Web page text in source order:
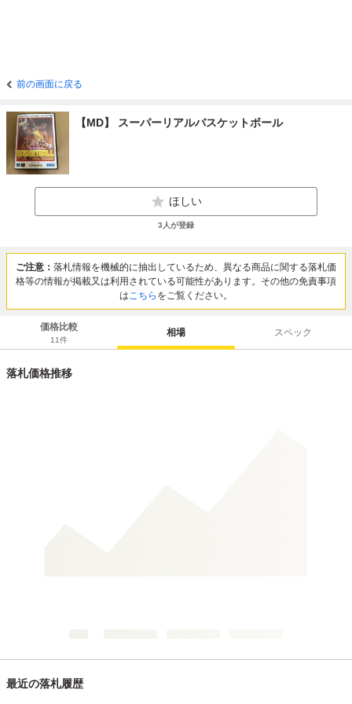
前の画面に戻る
【MD】 スーパーリアルバスケットボール
ほしい
3 人が登録
ご注意： 落札情報を機械的に抽出しているため、異なる商品に関する落札価
格等の情報が掲載又は利用されている可能性があります。その他の免責事項
はこちら をご覧ください。
価格比較
11件
相場 スペック
落札価格推移
最近の落札履歴